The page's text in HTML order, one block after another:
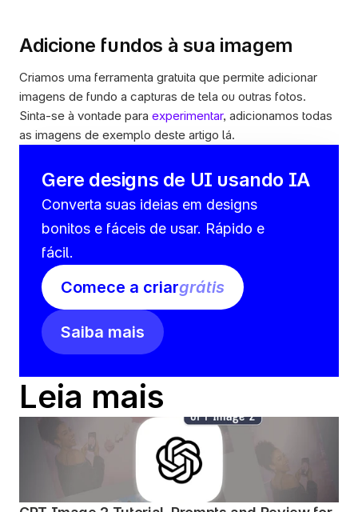
Adicione fundos à sua imagem
Criamos uma ferramenta gratuita que permite adicionar
imagens de fundo a capturas de tela ou outras fotos.
Sinta-se à vontade para experimentar, adicionamos todas
as imagens de exemplo deste artigo lá.
Gere designs de UI usando IA
Converta suas ideias em designs
bonitos e fáceis de usar. Rápido e
fácil.
Comece a criargrátis
Saiba mais
Leia mais